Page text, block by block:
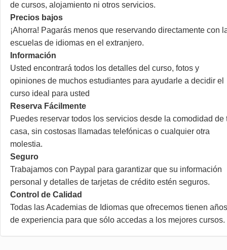
de cursos, alojamiento ni otros servicios.
Precios bajos
¡Ahorra! Pagarás menos que reservando directamente con
escuelas de idiomas en el extranjero.
Información
Usted encontrará todos los detalles del curso, fotos y
opiniones de muchos estudiantes para ayudarle a decidir el
curso ideal para usted
Reserva Fácilmente
Puedes reservar todos los servicios desde la comodidad de
casa, sin costosas llamadas telefónicas o cualquier otra
molestia.
Seguro
Trabajamos con Paypal para garantizar que su información
personal y detalles de tarjetas de crédito estén seguros.
Control de Calidad
Todas las Academias de Idiomas que ofrecemos tienen años
de experiencia para que sólo accedas a los mejores cursos.